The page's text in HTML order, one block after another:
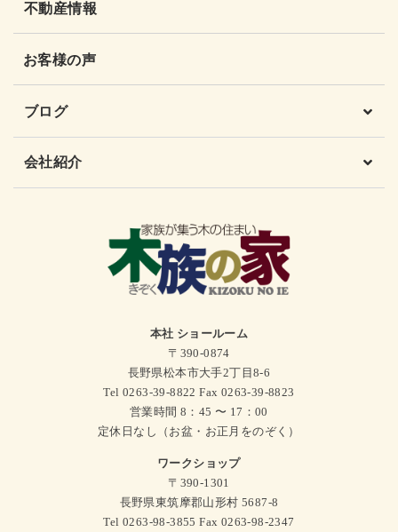
不動産情報
お客様の声
ブログ
会社紹介
本社 ショールーム
〒390-0874
長野県松本市大手2丁目8-6
Tel 0263-39-8822 Fax 0263-39-8823
営業時間 8：45 〜 17：00
定休日なし（お盆・お正月をのぞく）
ワークショップ
〒390-1301
長野県東筑摩郡山形村 5687-8
Tel 0263-98-3855 Fax 0263-98-2347